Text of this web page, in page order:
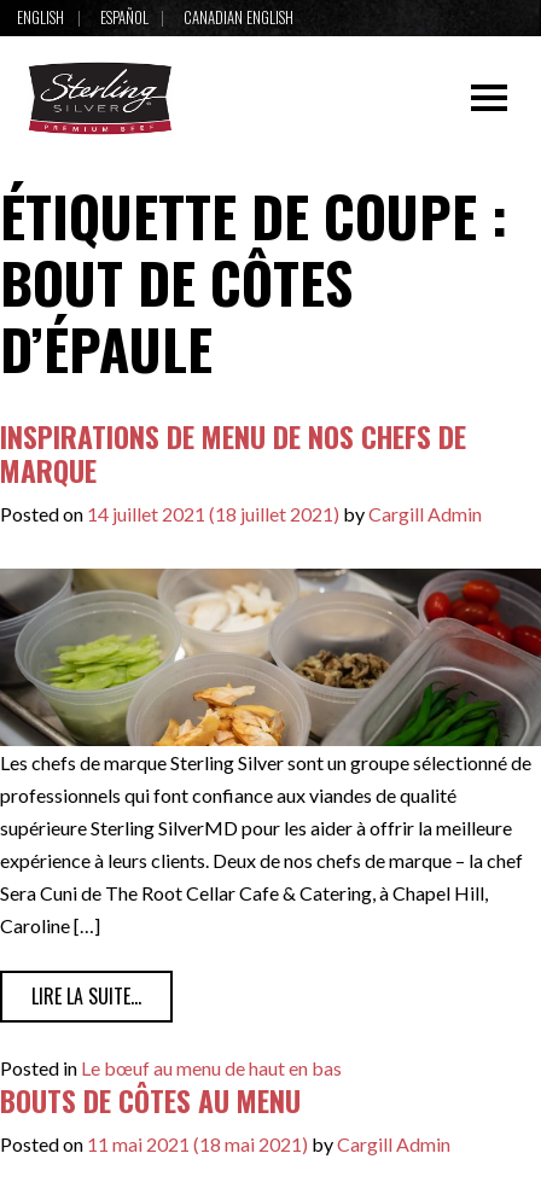
ENGLISH ESPAÑOL CANADIAN ENGLISH
ÉTIQUETTE DE COUPE :
BOUT DE CÔTES
D’ÉPAULE
INSPIRATIONS DE MENU DE NOS CHEFS DE
MARQUE
Posted on 14 juillet 2021 (18 juillet 2021) byCargill Admin
Les chefs de marque Sterling Silver sont un groupe sélectionné de
professionnels qui font confiance aux viandes de qualité
supérieure Sterling SilverMD pour les aider à offrir la meilleure
expérience à leurs clients. Deux de nos chefs de marque – la chef
Sera Cuni de The Root Cellar Cafe & Catering, à Chapel Hill,
Caroline […]
LIRE LA SUITE…
Posted in Le bœuf au menu de haut en bas
BOUTS DE CÔTES AU MENU
Posted on 11 mai 2021 (18 mai 2021) byCargill Admin